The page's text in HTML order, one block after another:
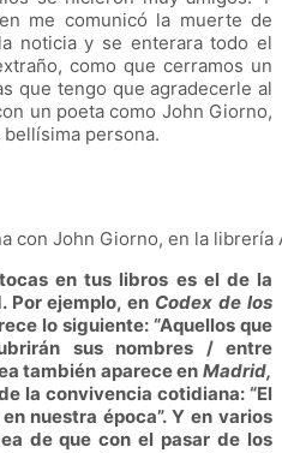
me comunicó la muerte de
noticia y se enterara todo el
como que cerramos un
que tengo que agradecerle al
un poeta como John Giorno,
persona.
con John Giorno, en la librería
en tus libros es el de la
Por ejemplo, en Codex de los
lo siguiente: “Aquellos que
sus nombres / entre
también aparece en Madrid,
la convivencia cotidiana: “El
nuestra época”. Y en varios
de que con el pasar de los